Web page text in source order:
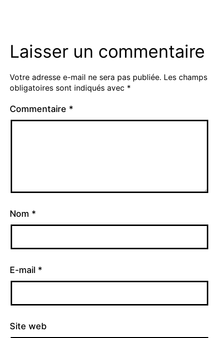
Laisser un commentaire
Votre adresse e-mail ne sera pas publiée. Les champs
obligatoires sont indiqués avec *
Commentaire *
Nom *
E-mail *
Site web